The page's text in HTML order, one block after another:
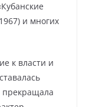
и многих
к власти и
прекращала